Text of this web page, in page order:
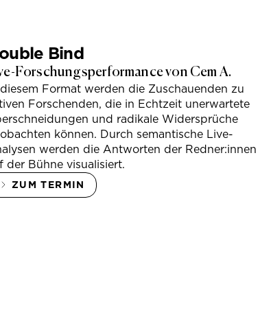
Bind
Forschungsperformance von Cem A.
Format werden die Zuschauenden zu
Forschenden, die in Echtzeit unerwartete
und radikale Widersprüche
können. Durch semantische Live-
werden die Antworten der Redner:innen
der Bühne visualisiert.
ZUM TERMIN